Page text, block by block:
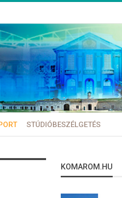
STÚDIÓBESZÉLGETÉS
KOMAROM.HU